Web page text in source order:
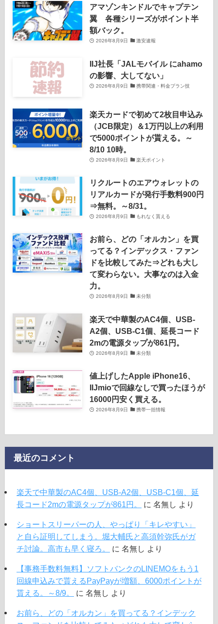
アマゾンキンドルでキャプテン
翼 各種シリーズがポイント半
額バック。
2026年8月9日 激安速報
IIJ社長「JALモバイル にahamo
の影響、大してない」
2026年8月9日 携帯関連・料金プラン技
楽天カードで初めて2枚目申込み
（JCB限定）＆1万円以上の利用
で5000ポイントが貰える。～
8/10 10時。
2026年8月9日 楽天ポイント
リクルートのエアウォレットの
リアルカードが発行手数料900円
⇒無料。～8/31。
2026年8月9日 もれなく貰える
お前ら、どの「オルカン」を買
ってる？インデックス・ファン
ドを比較してみた⇒どれも大し
て変わらない。大事なのは入金
力。
2026年8月9日 未分類
楽天で中華製のAC4個、USB-
A2個、USB-C1個、延長コード
2mの電源タップが861円。
2026年8月9日 未分類
値上げしたApple iPhone16、
IIJmioで回線なしで買ったほうが
16000円安く買える。
2026年8月9日 携帯一括情報
最近のコメント
楽天で中華製のAC4個、USB-A2個、USB-C1個、延
長コード2mの電源タップが861円。
に 名無し より
ショートスリーパーの人、やっぱり「キレやすい」
と自ら証明してしまう。堀大輔氏と高須幹弥氏がガ
チ討論。高市も早く寝ろ。
に 名無し より
【事務手数料無料】ソフトバンクのLINEMOをもう1
回線申込みで貰えるPayPayが増額、6000ポイントが
貰える。～8/9。
に 名無し より
お前ら、どの「オルカン」を買ってる？インデック